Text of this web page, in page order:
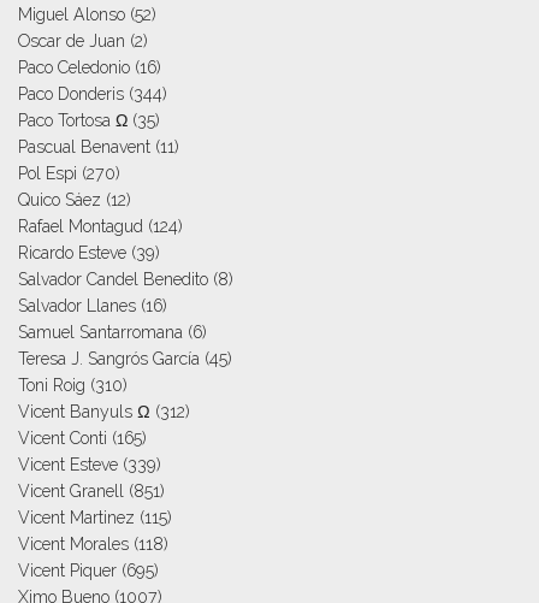
Miguel Alonso (52)
Oscar de Juan (2)
Paco Celedonio (16)
Paco Donderis (344)
Paco Tortosa Ω (35)
Pascual Benavent (11)
Pol Espi (270)
Quico Sáez (12)
Rafael Montagud (124)
Ricardo Esteve (39)
Salvador Candel Benedito (8)
Salvador Llanes (16)
Samuel Santarromana (6)
Teresa J. Sangrós García (45)
Toni Roig (310)
Vicent Banyuls Ω (312)
Vicent Conti (165)
Vicent Esteve (339)
Vicent Granell (851)
Vicent Martinez (115)
Vicent Morales (118)
Vicent Piquer (695)
Ximo Bueno (1007)